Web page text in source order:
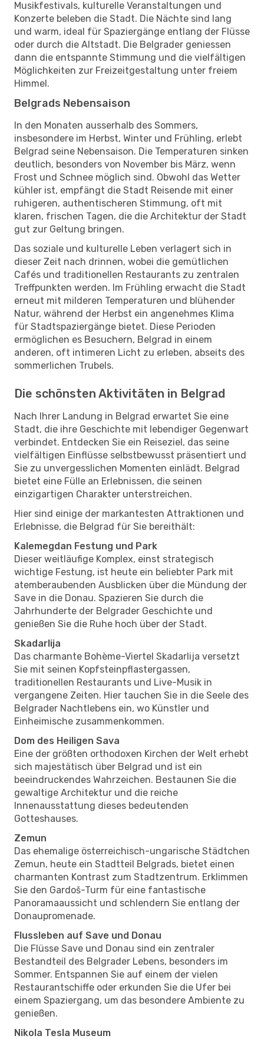
Musikfestivals, kulturelle Veranstaltungen und
Konzerte beleben die Stadt. Die Nächte sind lang
und warm, ideal für Spaziergänge entlang der Flüsse
oder durch die Altstadt. Die Belgrader geniessen
dann die entspannte Stimmung und die vielfältigen
Möglichkeiten zur Freizeitgestaltung unter freiem
Himmel.
Belgrads Nebensaison
In den Monaten ausserhalb des Sommers,
insbesondere im Herbst, Winter und Frühling, erlebt
Belgrad seine Nebensaison. Die Temperaturen sinken
deutlich, besonders von November bis März, wenn
Frost und Schnee möglich sind. Obwohl das Wetter
kühler ist, empfängt die Stadt Reisende mit einer
ruhigeren, authentischeren Stimmung, oft mit
klaren, frischen Tagen, die die Architektur der Stadt
gut zur Geltung bringen.
Das soziale und kulturelle Leben verlagert sich in
dieser Zeit nach drinnen, wobei die gemütlichen
Cafés und traditionellen Restaurants zu zentralen
Treffpunkten werden. Im Frühling erwacht die Stadt
erneut mit milderen Temperaturen und blühender
Natur, während der Herbst ein angenehmes Klima
für Stadtspaziergänge bietet. Diese Perioden
ermöglichen es Besuchern, Belgrad in einem
anderen, oft intimeren Licht zu erleben, abseits des
sommerlichen Trubels.
Die schönsten Aktivitäten in Belgrad
Nach Ihrer Landung in Belgrad erwartet Sie eine
Stadt, die ihre Geschichte mit lebendiger Gegenwart
verbindet. Entdecken Sie ein Reiseziel, das seine
vielfältigen Einflüsse selbstbewusst präsentiert und
Sie zu unvergesslichen Momenten einlädt. Belgrad
bietet eine Fülle an Erlebnissen, die seinen
einzigartigen Charakter unterstreichen.
Hier sind einige der markantesten Attraktionen und
Erlebnisse, die Belgrad für Sie bereithält:
Kalemegdan Festung und Park
Dieser weitläufige Komplex, einst strategisch
wichtige Festung, ist heute ein beliebter Park mit
atemberaubenden Ausblicken über die Mündung der
Save in die Donau. Spazieren Sie durch die
Jahrhunderte der Belgrader Geschichte und
genießen Sie die Ruhe hoch über der Stadt.
Skadarlija
Das charmante Bohème-Viertel Skadarlija versetzt
Sie mit seinen Kopfsteinpflastergassen,
traditionellen Restaurants und Live-Musik in
vergangene Zeiten. Hier tauchen Sie in die Seele des
Belgrader Nachtlebens ein, wo Künstler und
Einheimische zusammenkommen.
Dom des Heiligen Sava
Eine der größten orthodoxen Kirchen der Welt erhebt
sich majestätisch über Belgrad und ist ein
beeindruckendes Wahrzeichen. Bestaunen Sie die
gewaltige Architektur und die reiche
Innenausstattung dieses bedeutenden
Gotteshauses.
Zemun
Das ehemalige österreichisch-ungarische Städtchen
Zemun, heute ein Stadtteil Belgrads, bietet einen
charmanten Kontrast zum Stadtzentrum. Erklimmen
Sie den Gardoš-Turm für eine fantastische
Panoramaaussicht und schlendern Sie entlang der
Donaupromenade.
Flussleben auf Save und Donau
Die Flüsse Save und Donau sind ein zentraler
Bestandteil des Belgrader Lebens, besonders im
Sommer. Entspannen Sie auf einem der vielen
Restaurantschiffe oder erkunden Sie die Ufer bei
einem Spaziergang, um das besondere Ambiente zu
genießen.
Nikola Tesla Museum